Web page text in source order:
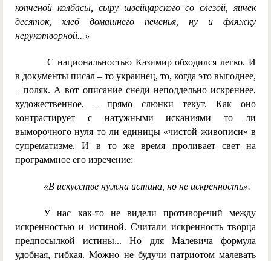
копченой колбасы, сыру швейцарского со слезой, яичек
десяток, хлеб домашнего печенья, ну и фляжку
нерукотворной...»
С национальностью Казимир обходился легко. И
в документы писал – то украинец, то, когда это выгоднее,
– поляк. А вот описание снеди неподдельно искреннее,
художественное, – прямо слюнки текут. Как оно
контрастирует с натужными исканиями то ли
выморочного нуля то ли единицы «чистой живописи» в
супрематизме. И в то же время проливает свет на
программное его изречение:
«В искусстве нужна истина, но не искренность».
У нас как-то не видели противоречий между
искренностью и истиной. Считали искренность творца
предпосылкой истины... Но для Малевича формула
удобная, гибкая. Можно не будучи патриотом малевать